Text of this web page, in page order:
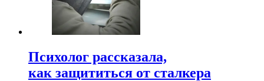
Психолог рассказала,
как защититься от сталкера